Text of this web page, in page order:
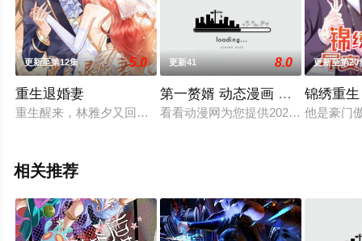
更新至第12集 5.0
重生退婚妻
重生醒来，林雅夕又回到车祸的前一小时，尝尽前世心酸悲凉
更新41 8.0
第一赘婿 动态漫画 第一季
看看动漫网为您提供2023年上映的
更新至第20
锦绣重
他是豪门
相关推荐